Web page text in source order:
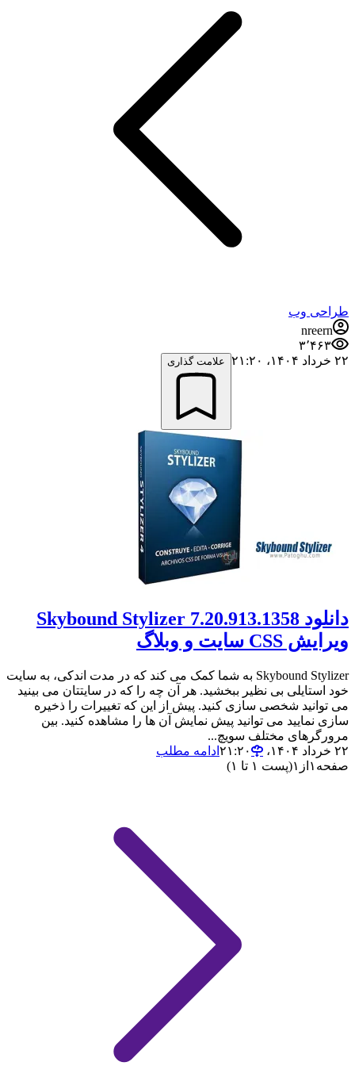
طراحی وب
nreern
۳٬۴۶۳
۲۲ خرداد ۱۴۰۴،‏ ۲۱:۲۰
علامت گذاری
دانلود Skybound Stylizer 7.20.913.1358
ویرایش CSS سایت و وبلاگ
Skybound Stylizer به شما کمک می کند که در مدت اندکی، به سایت
خود استایلی بی نظیر ببخشید. هر آن چه را که در سایتتان می بینید
می توانید شخصی سازی کنید. پیش از این که تغییرات را ذخیره
سازی نمایید می توانید پیش نمایش آن ها را مشاهده کنید. بین
مرورگرهای مختلف سویچ...
۲۲ خرداد ۱۴۰۴،‏ ۲۱:۲۰
ادامه مطلب
صفحه ۱ از ۱(پست ۱ تا ۱)